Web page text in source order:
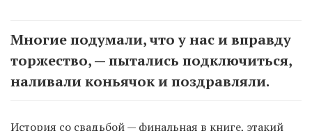
Многие подумали, что у нас и вправду
торжество, — пытались подключиться,
наливали коньячок и поздравляли.
История со свадьбой — финальная в книге, этакий